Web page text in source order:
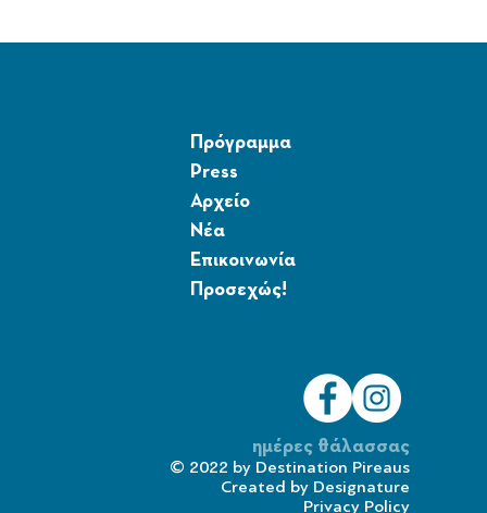
Πρόγραμμα
Press
Αρχείο
Νέα
Επικοινωνία
Προσεχώς!
ημέρες θάλασσας
© 2022 by Destination Pireaus
Created by Designature
Privacy Policy